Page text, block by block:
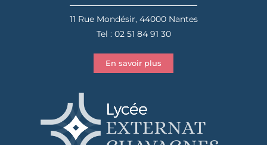
11 Rue Mondésir, 44000 Nantes
Tel : 02 51 84 91 30
En savoir plus